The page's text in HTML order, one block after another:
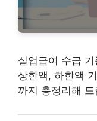
실업급여 수급
상한액, 하한액
까지 총정리해